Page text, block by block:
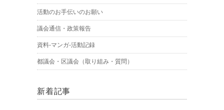
活動のお手伝いのお願い
議会通信・政策報告
資料-マンガ-活動記録
都議会・区議会（取り組み・質問）
新着記事